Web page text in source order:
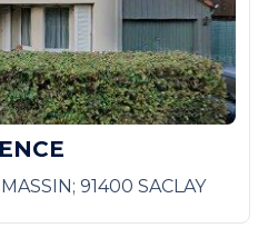
91400 SACLAY